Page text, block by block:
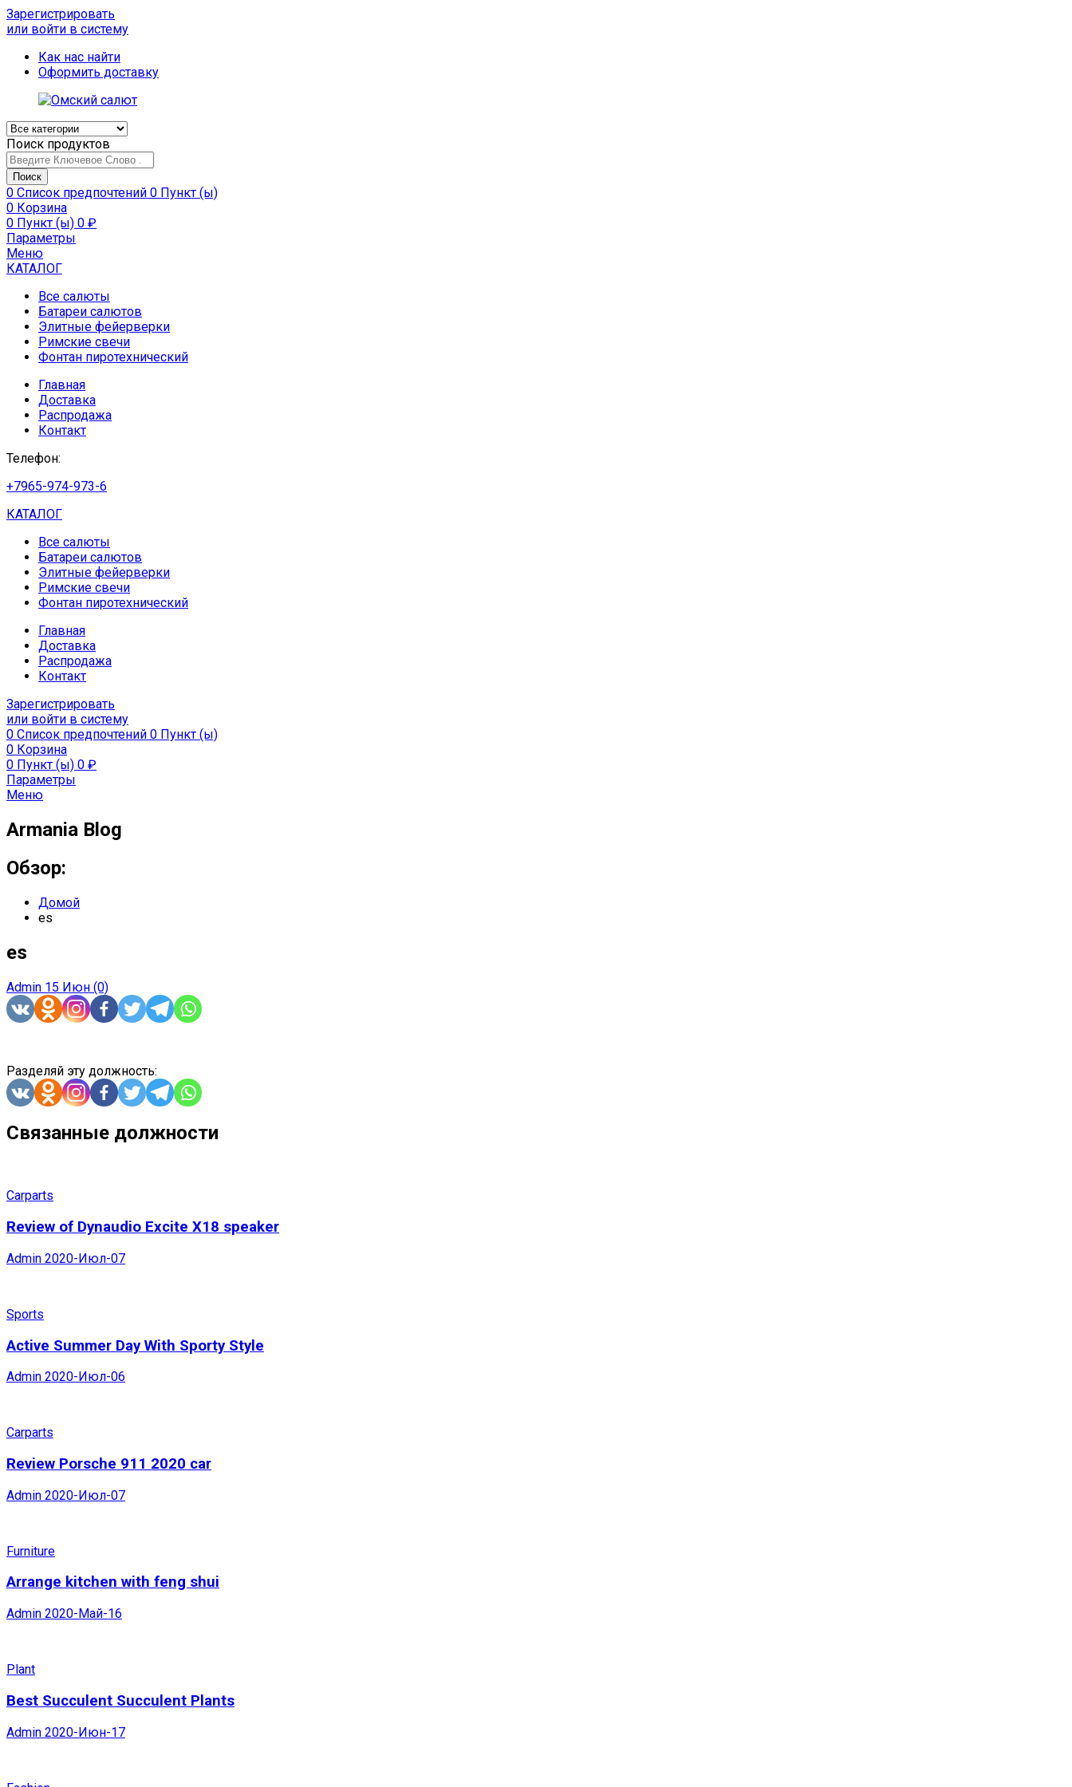
Зарегистрировать
или войти в систему
Как нас найти
Оформить доставку
Поиск продуктов
Поиск
0 Список предпочтений 0 Пункт (ы)
0 Корзина
0 Пункт (ы) 0 ₽
Параметры
Меню
КАТАЛОГ
Все салюты
Батареи салютов
Элитные фейерверки
Римские свечи
Фонтан пиротехнический
Главная
Доставка
Распродажа
Контакт
Телефон:
+7965-974-973-6
КАТАЛОГ
Все салюты
Батареи салютов
Элитные фейерверки
Римские свечи
Фонтан пиротехнический
Главная
Доставка
Распродажа
Контакт
Зарегистрировать
или войти в систему
0 Список предпочтений 0 Пункт (ы)
0 Корзина
0 Пункт (ы) 0 ₽
Параметры
Меню
Armania Blog
Обзор:
Домой
es
es
Admin 15 Июн (0)
Разделяй эту должность:
Связанные должности
Carparts
Review of Dynaudio Excite X18 speaker
Admin 2020-Июл-07
Sports
Active Summer Day With Sporty Style
Admin 2020-Июл-06
Carparts
Review Porsche 911 2020 car
Admin 2020-Июл-07
Furniture
Arrange kitchen with feng shui
Admin 2020-Май-16
Plant
Best Succulent Succulent Plants
Admin 2020-Июн-17